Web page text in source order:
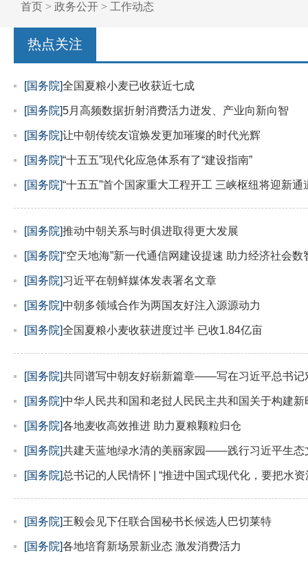
首页 > 政务公开 > 工作动态
热点关注
[国务院]全国夏粮小麦已收获近七成
[国务院]5月高频数据折射消费活力迸发、产业向新向智
[国务院]让中朝传统友谊焕发更加璀璨的时代光辉
[国务院]“十五五”现代化应急体系有了“建设指南”
[国务院]“十五五”首个国家重大工程开工 三峡枢纽将迎新通
[国务院]推动中朝关系与时俱进取得更大发展
[国务院]“空天地海”新一代通信网建设提速 助力经济社会数
[国务院]习近平在朝鲜媒体发表署名文章
[国务院]中朝多领域合作为两国友好注入源源动力
[国务院]全国夏粮小麦收获进度过半 已收1.84亿亩
[国务院]共同谱写中朝友好崭新篇章——写在习近平总书记
[国务院]中华人民共和国和老挝人民民主共和国关于构建
[国务院]各地麦收高效推进 助力夏粮颗粒归仓
[国务院]共建天蓝地绿水清的美丽家园——践行习近平生态
[国务院]总书记的人民情怀 | “推进中国式现代化，要把水资
[国务院]王毅会见下任联合国秘书长候选人巴切莱特
[国务院]各地培育新场景新业态 激发消费活力